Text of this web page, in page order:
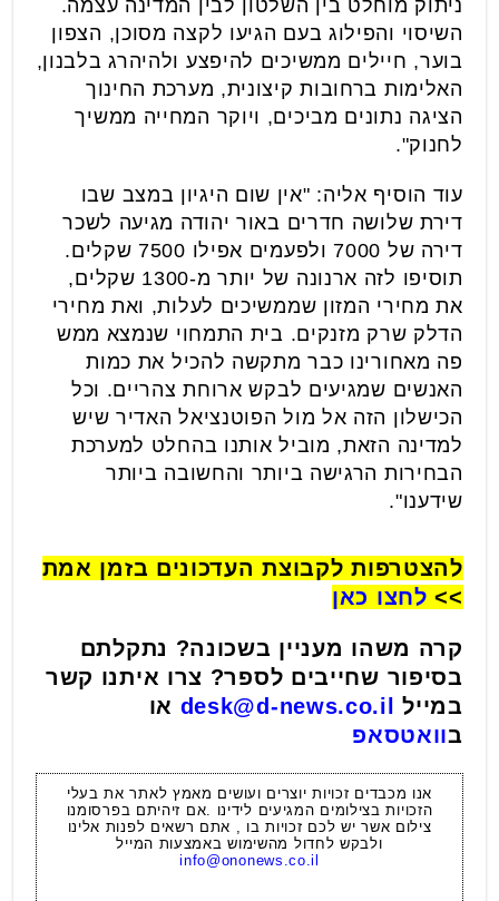
ניתוק מוחלט בין השלטון לבין המדינה עצמה.
השיסוי והפילוג בעם הגיעו לקצה מסוכן, הצפון
בוער, חיילים ממשיכים להיפצע ולהיהרג בלבנון,
האלימות ברחובות קיצונית, מערכת החינוך
הציגה נתונים מביכים, ויוקר המחייה ממשיך
לחנוק".
עוד הוסיף אליה: "אין שום היגיון במצב שבו
דירת שלושה חדרים באור יהודה מגיעה לשכר
דירה של 7000 ולפעמים אפילו 7500 שקלים.
תוסיפו לזה ארנונה של יותר מ-1300 שקלים,
את מחירי המזון שממשיכים לעלות, ואת מחירי
הדלק שרק מזנקים. בית התמחוי שנמצא ממש
פה מאחורינו כבר מתקשה להכיל את כמות
האנשים שמגיעים לבקש ארוחת צהריים. וכל
הכישלון הזה אל מול הפוטנציאל האדיר שיש
למדינה הזאת, מוביל אותנו בהחלט למערכת
הבחירות הרגישה ביותר והחשובה ביותר
שידענו".
להצטרפות לקבוצת העדכונים בזמן אמת
>> לחצו כאן
קרה משהו מעניין בשכונה? נתקלתם
בסיפור שחייבים לספר? צרו איתנו קשר
במייל
desk@d-news.co.il או
בוואטסאפ
אנו מכבדים זכויות יוצרים ועושים מאמץ לאתר את בעלי
הזכויות בצילומים המגיעים לידינו .אם זיהיתם בפרסומנו
צילום אשר יש לכם זכויות בו , אתם רשאים לפנות אלינו
ולבקש לחדול מהשימוש באמצעות המייל
info@ononews.co.il